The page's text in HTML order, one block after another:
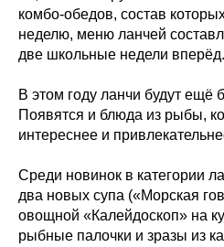
комбо-обедов, состав
неделю, меню ланчей
две школьные недели вперёд.
В этом году ланчи будут ещё
Появятся и блюда из рыбы,
интереснее и
Среди новинок в категории
два новых супа («Морская
овощной «Калейдоскоп» на
рыбные палочки и зразы из